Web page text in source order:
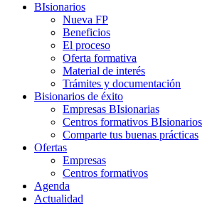
BIsionarios
Nueva FP
Beneficios
El proceso
Oferta formativa
Material de interés
Trámites y documentación
Bisionarios de éxito
Empresas BIsionarias
Centros formativos BIsionarios
Comparte tus buenas prácticas
Ofertas
Empresas
Centros formativos
Agenda
Actualidad